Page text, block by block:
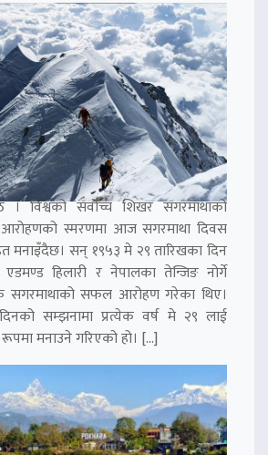
विश्वको सर्वोच्च शिखर सगरमाथाको
स्मरणमा आज सगरमाथा दिवस
मनाइँदैछ। सन् १९५३ मे २९ तारिखका दिन
हिलारी र नेपालका तेन्जिङ नोर्गे
सगरमाथाको सफल आरोहण गरेका थिए।
सम्झनामा प्रत्येक वर्ष मे २९ लाई
मनाउने गरिएको हो। […]